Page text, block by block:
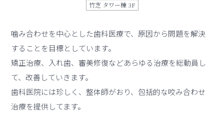
竹芝 タワー棟 3F
噛み合わせを中心とした歯科医療で、原因から問題を解決
することを目標としています。
矯正治療、入れ歯、審美修復などあらゆる治療を総動員し
て、改善していきます。
歯科医院には珍しく、整体師がおり、包括的な咬み合わせ
治療を提供してます。